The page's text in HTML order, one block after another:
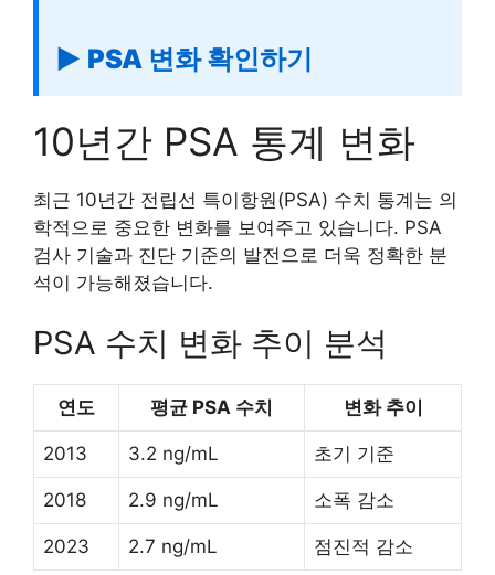
▶ PSA 변화 확인하기
10년간 PSA 통계 변화
최근 10년간 전립선 특이항원(PSA) 수치 통계는 의
학적으로 중요한 변화를 보여주고 있습니다. PSA
검사 기술과 진단 기준의 발전으로 더욱 정확한 분
석이 가능해졌습니다.
PSA 수치 변화 추이 분석
연도 평균 PSA 수치 변화 추이
2013 3.2 ng/mL 초기 기준
2018 2.9 ng/mL 소폭 감소
2023 2.7 ng/mL 점진적 감소